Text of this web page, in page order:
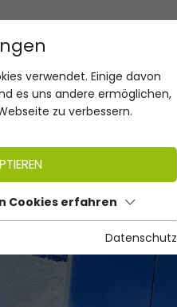
verwendet. Einige davon
es uns andere ermöglichen,
zu verbessern.
Cookies erfahren
Datenschutz